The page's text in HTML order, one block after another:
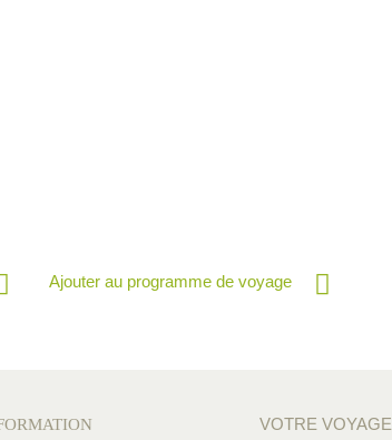
Ajouter au programme de voyage
VOTRE VOYAGE